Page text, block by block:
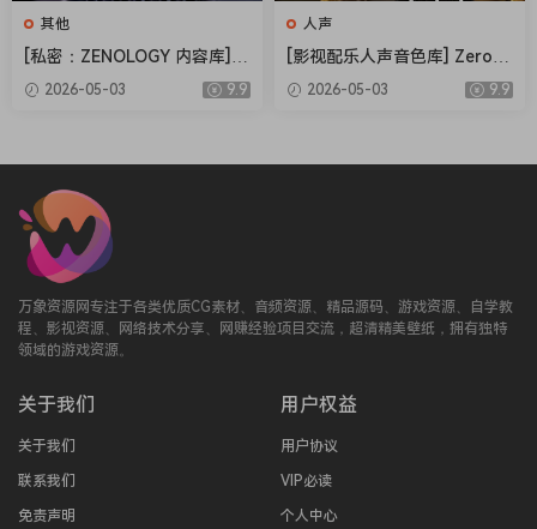
其他
[私密：ZENOLOGY 内容库] R
oland Cloud ZENOLOGY Co
ntent v2026.04-R2R [WiN]
2026-05-03 9.9
人声
[影视配乐人声音色库] Zero-G
Ethera Gold Atlantis 3 v3.5.
2 [KONTAKT]（34.2GB）
2026-05-03 9.9
万象资源网专注于各类优质CG素材、音频资源、精品源码、游戏资源、自学教
程、影视资源、网络技术分享、网赚经验项目交流，超清精美壁纸，拥有独特
领域的游戏资源。
关于我们
关于我们
联系我们
免责声明
用户权益
用户协议
VIP必读
个人中心